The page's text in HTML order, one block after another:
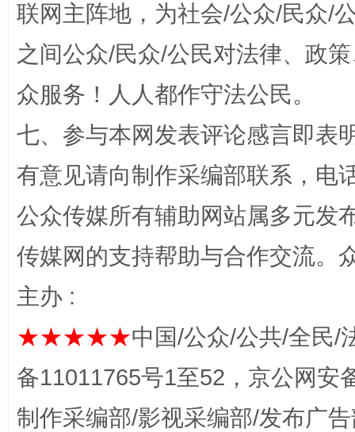
完善运行机制助力责任有效落实 一纸欠
东山县通报“牛蛙产品抗生素超标问题” 法
联网主阵地，为社会/公众/民众/
之间公众/民众/公民对法律、政
众服务！人人都作守法公民。
七、参与本网发表评论感言即表
有意见请向制作采编部联系，电
公众传媒所有辅助网站属多元发
传媒网的支持帮助与合作交流。
主办 :
★★★★★中国/公众/公共/全民/
备11011765号1至52，京公网安
制作采编部/影视采编部/发布广